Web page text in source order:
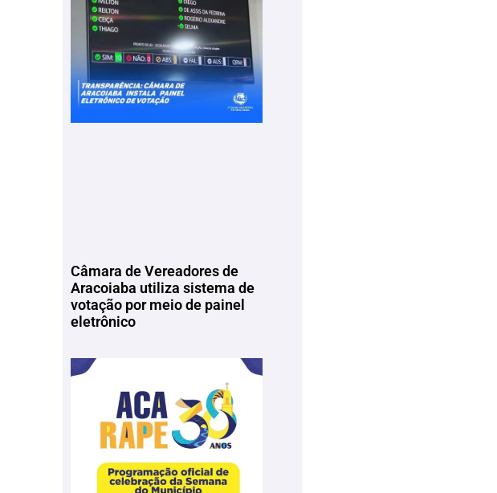
Câmara de Vereadores de
Aracoiaba utiliza sistema de
votação por meio de painel
eletrônico